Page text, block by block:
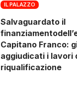
IL PALAZZO
Salvaguardato il
Capitano Franco:
aggiudicati i lavori
riqualificazione